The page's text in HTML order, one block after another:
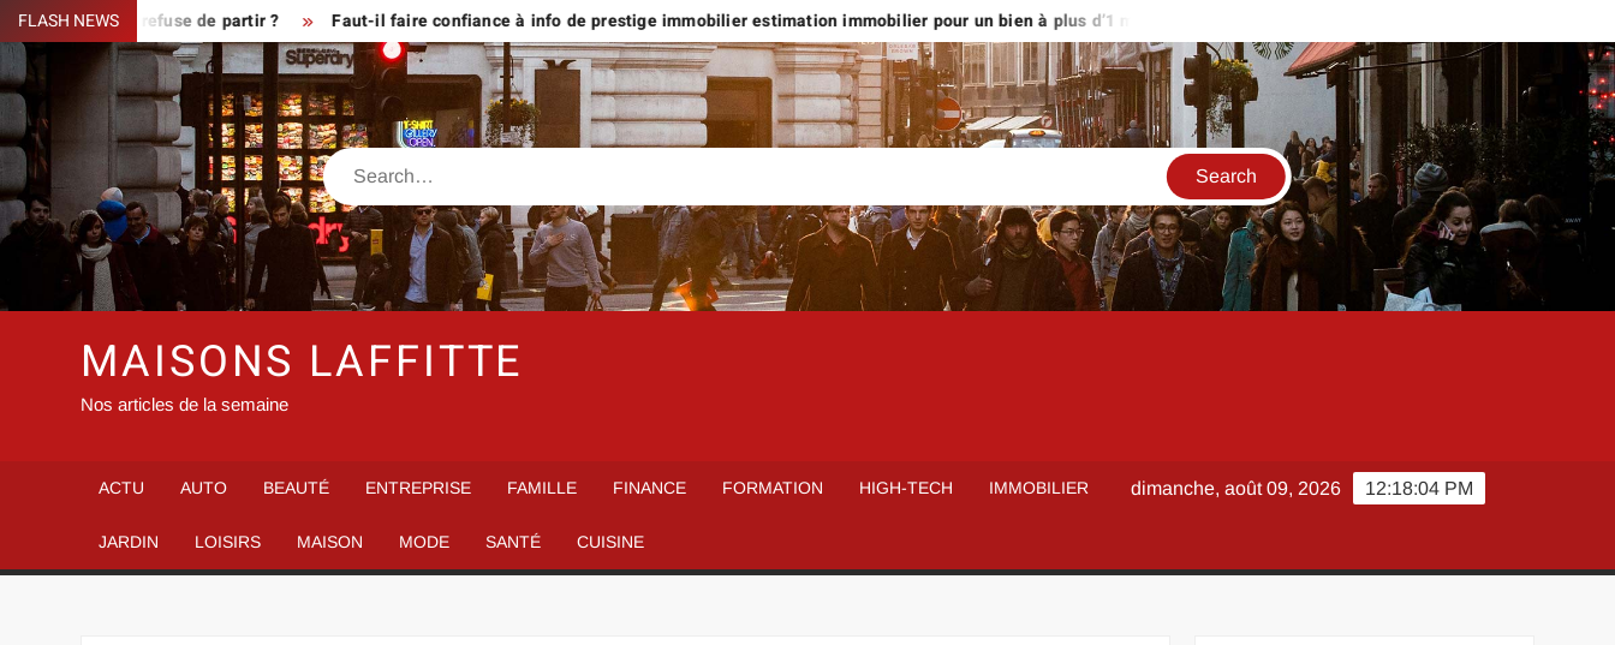
Skip
to
content
FLASH NEWS
le fermier refuse de partir ? Faut-il faire confiance à info de prestige immobilier estimation immobilier pour un bien à plus d’1 million d’euros ?
Search
MAISONS LAFFITTE
Nos articles de la semaine
ACTU AUTO BEAUTÉ ENTREPRISE FAMILLE FINANCE FORMATION HIGH-TECH IMMOBILIER
JARDIN LOISIRS MAISON MODE SANTÉ CUISINE
12:18:04 PM
dimanche, août 09, 2026